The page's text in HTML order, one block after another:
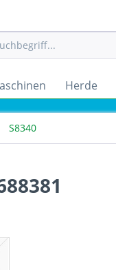
Herde
S8340